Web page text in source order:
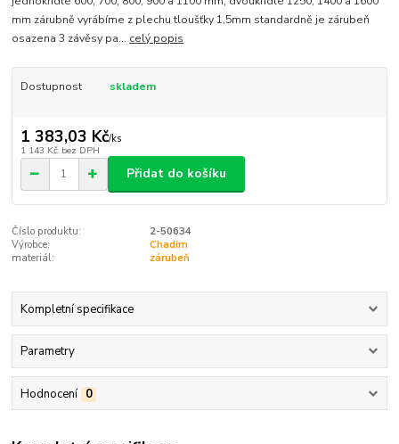
mm zárubně vyrábíme z plechu tloušťky 1,5mm standardně je zárubeň
osazena 3 závěsy pa... celý popis
Dostupnost skladem
1 383,03 Kč/ks
1 143 Kč bez DPH
Přidat do košíku
Číslo produktu:
2-50634
Výrobce:
Chadim
materiál:
zárubeň
Kompletní specifikace
Parametry
Hodnocení 0